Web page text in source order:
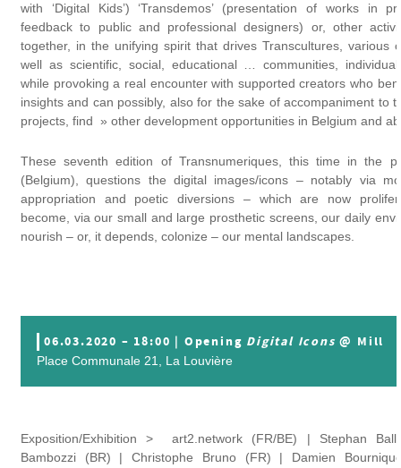
with ‘Digital Kids’) ‘Transdemos’ (presentation of works in
feedback to public and professional designers) or, other
together, in the unifying spirit that drives Transcultures, various
well as scientific, social, educational … communities,
while provoking a real encounter with supported creators who
insights and can possibly, also for the sake of accompaniment to
projects, find » other development opportunities in Belgium and
These seventh edition of Transnumeriques, this time in the
(Belgium), questions the digital images/icons – notably via
appropriation and poetic diversions – which are now
become, via our small and large prosthetic screens, our daily
nourish – or, it depends, colonize – our mental landscapes.
06.03.2020 – 18:00 | Opening Digital Icons @ Mill
Place Communale 21, La Louvière
Exposition/Exhibition > art2.network (FR/BE) | Stephan
Bambozzi (BR) | Christophe Bruno (FR) | Damien